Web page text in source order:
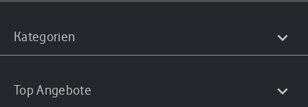
Kategorien
Top Angebote